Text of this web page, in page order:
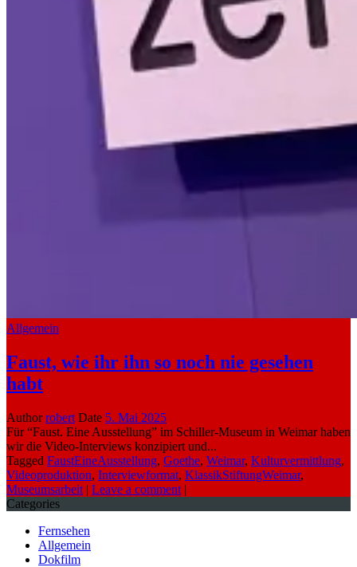
Allgemein
Faust, wie ihr ihn so noch nie gesehen
habt
Authorrobert Date 5. Mai 2025
Für “Faust. Eine Ausstellung” im Schiller-Museum in Weimar haben
wir die Video-Interviews konzipiert und...
Tagged FaustEineAusstellung, Goethe, Weimar, Kulturvermittlung,
Videoproduktion, Interviewformat, KlassikStiftungWeimar,
Museumsarbeit | Leave a comment |
Categories
Fernsehen
Allgemein
Dokfilm